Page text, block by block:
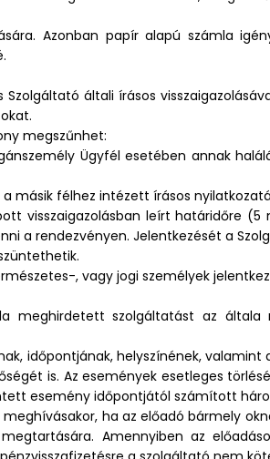
Azonban papír alapú számla
Szolgáltató általi írásos
megszűnhet:
Ügyfél esetében annak
másik félhez intézett írásos
visszaigazolásban leírt határidőre
a rendezvényen. Jelentkezését a
, vagy jogi személyek
meghirdetett szolgáltatást az általa
időpontjának, helyszínének,
is. Az események esetleges
esemény időpontjától számított
ha az előadó bármely
Amennyiben az